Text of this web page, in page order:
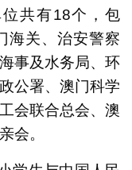
共有18个，包
海关、治安警察
事及水务局、环
公署、澳门科学
会联合总会、澳
会。